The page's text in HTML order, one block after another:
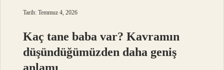
Tarih: Temmuz 4, 2026
Kaç tane baba var? Kavramın
düşündüğümüzden daha geniş